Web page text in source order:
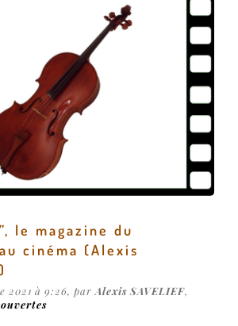
le magazine du
cinéma (Alexis
2021 à 9:26, par Alexis SAVELIEF,